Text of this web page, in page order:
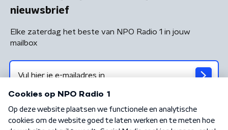
nieuwsbrief
Elke zaterdag het beste van NPO Radio 1 in jouw
mailbox